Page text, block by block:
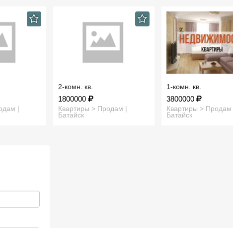
|
2-комн. кв.
1800000
Квартиры > Продам |
Батайск
1-комн. кв.
3800000
Квартиры > Продам
Батайск